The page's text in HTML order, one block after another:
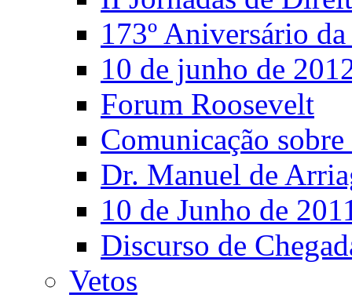
173º Aniversário
10 de junho de
Forum Roosevelt
Comunicação
Dr. Manuel de
10 de Junho de
Discurso de
Vetos